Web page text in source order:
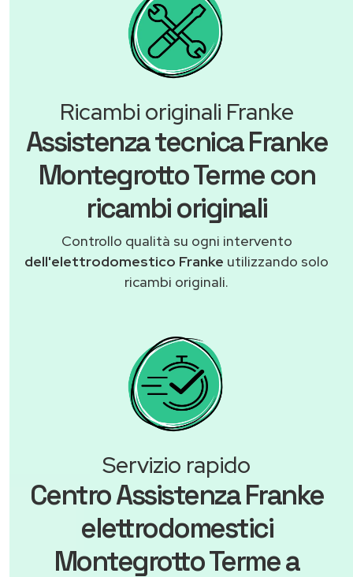
Ricambi originali Franke
Assistenza tecnica Franke
Montegrotto Terme con
ricambi originali
Controllo qualità su ogni intervento
dell'elettrodomestico Franke utilizzando solo
ricambi originali.
Servizio rapido
Centro Assistenza Franke
elettrodomestici
Montegrotto Terme a